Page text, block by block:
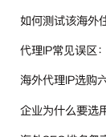
代理IP常见误区
海外代理IP选购